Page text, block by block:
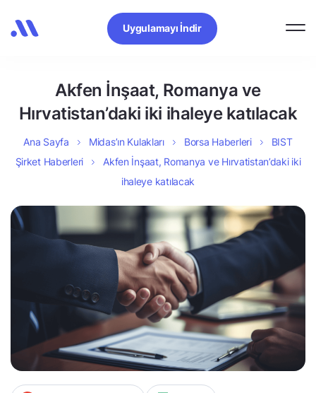
Uygulamayı İndir
Akfen İnşaat, Romanya ve
Hırvatistan’daki iki ihaleye katılacak
Ana Sayfa Midas’ın Kulakları Borsa Haberleri
BIST
Şirket Haberleri
Akfen İnşaat, Romanya ve Hırvatistan’daki iki
ihaleye katılacak